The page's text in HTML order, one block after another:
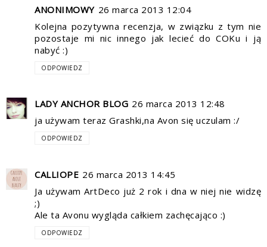
ANONIMOWY 26 marca 2013 12:04
Kolejna pozytywna recenzja, w związku z tym nie
pozostaje mi nic innego jak lecieć do COKu i ją
nabyć :)
ODPOWIEDZ
LADY ANCHOR BLOG 26 marca 2013 12:48
ja używam teraz Grashki,na Avon się uczulam :/
ODPOWIEDZ
CALLIOPE 26 marca 2013 14:45
Ja używam ArtDeco już 2 rok i dna w niej nie widzę
;)
Ale ta Avonu wygląda całkiem zachęcająco :)
ODPOWIEDZ